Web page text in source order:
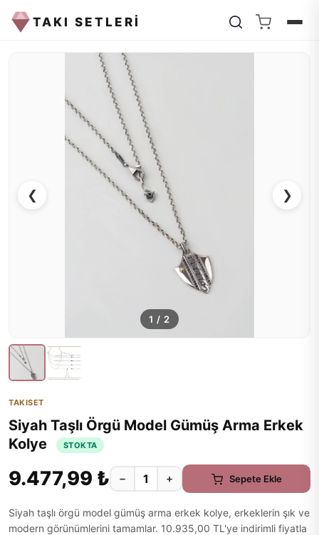
TAKI SETLERİ
❮ ❯
1 / 2
TAKISET
Siyah Taşlı Örgü Model Gümüş Arma Erkek
Kolye
STOKTA
9.477,99 ₺ − + Sepete Ekle
Siyah taşlı örgü model gümüş arma erkek kolye, erkeklerin şık ve
modern görünümlerini tamamlar. 10.935,00 TL'ye indirimli fiyatla